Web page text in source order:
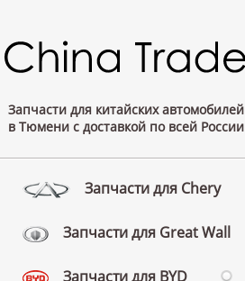
Запчасти для китайских автомобилей
в Тюмени с доставкой по всей России
Запчасти для Chery
Запчасти для Great Wall
Запчасти для BYD